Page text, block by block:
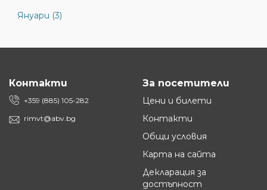
Януари (3)
Контакти
+359 (885) 105-282
rimvt@abv.bg
За посетители
Цени и билети
Контакти
Общи условия
Карта на сайта
Декларация за
достъпност